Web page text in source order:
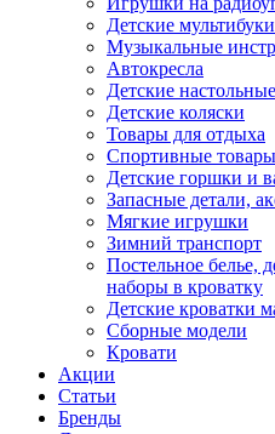
Детские
Музыкальные
Автокресла
Детские
Детские коляски
Товары для отдыха
Спортивные товары
Детские горшки и
Запасные детали,
Мягкие игрушки
Зимний транспорт
Постельное белье,
наборы в кроватку
Детские кроватки
Сборные модели
Кровати
Акции
Статьи
Бренды